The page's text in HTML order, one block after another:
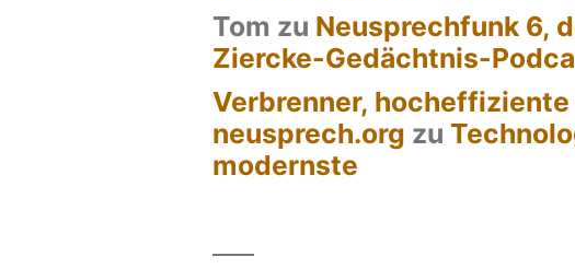
Tom zu Neusprechfunk 6,
Ziercke-Gedächtnis-
Verbrenner, hocheffiziente
neusprech.org zu
modernste